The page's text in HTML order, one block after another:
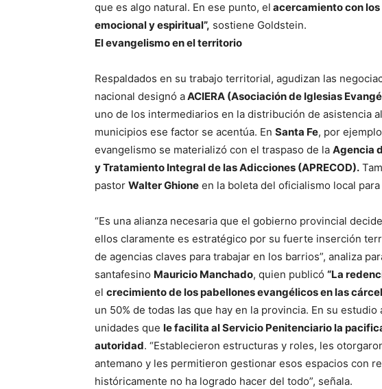
que es algo natural. En ese punto, el acercamiento con
emocional y espiritual”, sostiene Goldstein.
El evangelismo en el territorio
Respaldados en su trabajo territorial, agudizan las
nacional designó aACIERA (Asociación de Iglesias
uno de los intermediarios en la distribución de asistencia
municipios ese factor se acentúa. En Santa Fe, por
evangelismo se materializó con el traspaso de la Agencia
y Tratamiento Integral de las Adicciones (APRECOD).
pastor Walter Ghione en la boleta del oficialismo local
“Es una alianza necesaria que el gobierno provincial
ellos claramente es estratégico por su fuerte inserción
de agencias claves para trabajar en los barrios”, analiza
santafesino Mauricio Manchado, quien publicó “La
el crecimiento de los pabellones evangélicos en las
un 50% de todas las que hay en la provincia. En su
unidades que le facilita al Servicio Penitenciario la
autoridad. “Establecieron estructuras y roles, les
antemano y les permitieron gestionar esos espacios con
históricamente no ha logrado hacer del todo”, señala.